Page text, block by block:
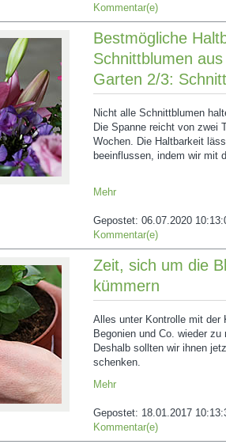
Kommentar(e)
Bestmögliche
Schnittblumen
Garten 2/3:
Nicht alle Schnittblumen
Die Spanne reicht von zwei
Wochen. Die Haltbarkeit
beeinflussen, indem wir mit
Mehr
Gepostet: 06.07.2020
Kommentar(e)
Zeit, sich um die
kümmern
Alles unter Kontrolle mit der
Begonien und Co. wieder
Deshalb sollten wir ihnen
schenken.
Mehr
Gepostet: 18.01.2017
Kommentar(e)